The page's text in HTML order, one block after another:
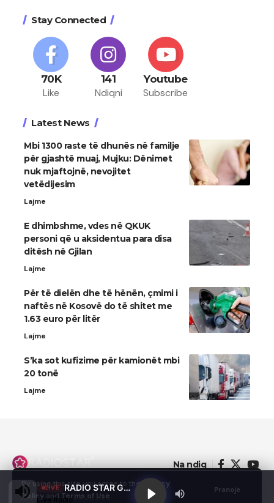
By using this site, you agree to the Privacy
Policy and Terms of Use
Pranoje
Stay Connected
70K
Like
141
Ndiqni
Youtube
Subscribe
Latest News
Mbi 1300 raste të dhunës në familje
për gjashtë muaj, Mujku: Dënimet
nuk mjaftojnë, nevojitet
vetëdijesim
Lajme
E dhimbshme, vdes në QKUK
personi që u aksidentua para disa
ditësh në Gjilan
Lajme
Për të dielën dhe të hënën, çmimi i
naftës në Kosovë do të shitet me
1.63 euro për litër
Lajme
S’ka sot kufizime për kamionët mbi
20 tonë
Lajme
Na ndiq
LIVE RADIO STAR GJILAN
Live Radio